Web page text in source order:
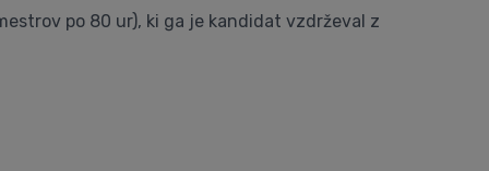
po 80 ur), ki ga je kandidat vzdrževal z